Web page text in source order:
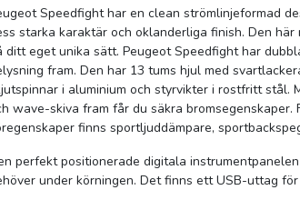
Speedfight har en clean strömlinjeformad
starka karaktär och oklanderliga finish. Den
ditt eget unika sätt. Peugeot Speedfight har
fram. Den har 13 tums hjul med
i aluminium och styrvikter i rostfritt stål.
wave-skiva fram får du säkra bromsegenskaper.
finns sportljuddämpare,
perfekt positionerade digitala
under körningen. Det finns ett USB-uttag